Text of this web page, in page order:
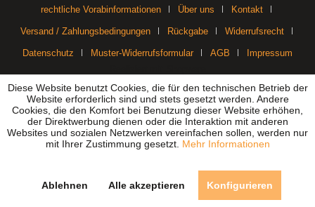
rechtliche Vorabinformationen Über uns Kontakt
Versand / Zahlungsbedingungen Rückgabe Widerrufsrecht
Datenschutz Muster-Widerrufsformular AGB
Impressum
Diese Website benutzt Cookies, die für den technischen Betrieb der
Website erforderlich sind und stets gesetzt werden. Andere
Cookies, die den Komfort bei Benutzung dieser Website erhöhen,
der Direktwerbung dienen oder die Interaktion mit anderen
Websites und sozialen Netzwerken vereinfachen sollen, werden nur
mit Ihrer Zustimmung gesetzt. Mehr Informationen
Ablehnen Alle akzeptieren Konfigurieren